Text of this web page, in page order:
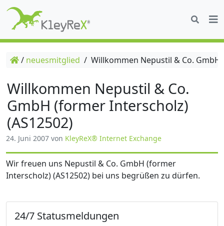
/ neuesmitglied / Willkommen Nepustil & Co.
Willkommen Nepustil & Co.
GmbH (former Interscholz)
(AS12502)
24. Juni 2007 von KleyReX® Internet Exchange
Wir freuen uns Nepustil & Co. GmbH (former
Interscholz) (AS12502) bei uns begrüßen zu dürfen.
24/7 Statusmeldungen